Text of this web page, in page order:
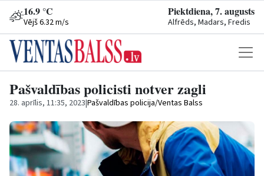
16.9 °C
Vējš 6.32 m/s
Piektdiena, 7. augusts
Alfrēds, Madars, Fredis
Pašvaldības policisti notver zagli
28. aprīlis, 11:35, 2023|Pašvaldības policija/Ventas Balss